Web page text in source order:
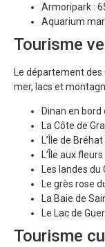
Armoripark :
Aquarium
Tourisme
Le département
mer, lacs et
Dinan en bord
La Côte de
L’Île de Bréhat
L’Île aux fleurs
Les landes du
Le grès rose
La Baie de
Le Lac de
Tourisme